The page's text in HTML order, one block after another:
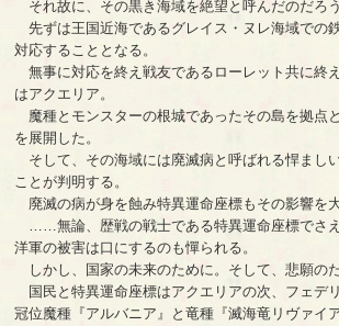
それ故に、その黒き海域を絶望と呼んだのだろう
先ずは王国近海であるグレイス・ヌレ海域での
対応することとなる。
無事に対応を終え戦友であるローレット共に終
はアクエリア。
魔種とモンスターの根城であったその島を拠点
を展開した。
そして、その海域には廃滅病と呼ばれる悍まし
ことが判明する。
廃滅の病が身を蝕み特異運命座標もその影響を
……無論、歴戦の戦士である特異運命座標でさ
洋軍の被害は口にするのも憚られる。
しかし、国家の未来のために。そして、悲願のた
国民と特異運命座標はアクエリアの次、フェデ
冠位魔種『アルバニア』と竜種『滅海竜リヴァイ